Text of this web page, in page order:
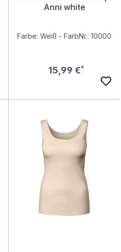
Anni white
Farbe: Weiß - FarbNr.: 10000
Regulärer Preis:
15,99 €